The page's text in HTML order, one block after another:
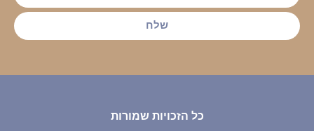
שלח
כל הזכויות שמורות